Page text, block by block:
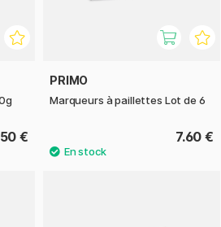
€
PRIMO
Marqueurs à paillettes Lot de 6
7.60 €